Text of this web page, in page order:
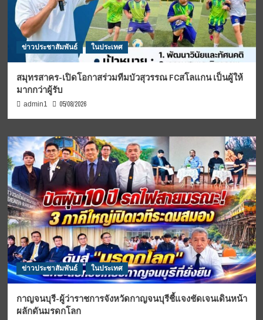
ข่าวประชาสัมพันธ์ ในประเทศ
สมุทรสาคร-เปิดโอกาสร่วมทีมบัวสุวรรณ FCสโลแกน เป็นผู้ให้
มากกว่าผู้รับ
admin1 05/08/2026
ข่าวประชาสัมพันธ์ ในประเทศ
กาญจนบุรี-ผู้ว่าราชการจังหวัดกาญจนบุรีชี้แจงชัดเจนเดินหน้า
ผลักดันมรดกโลก